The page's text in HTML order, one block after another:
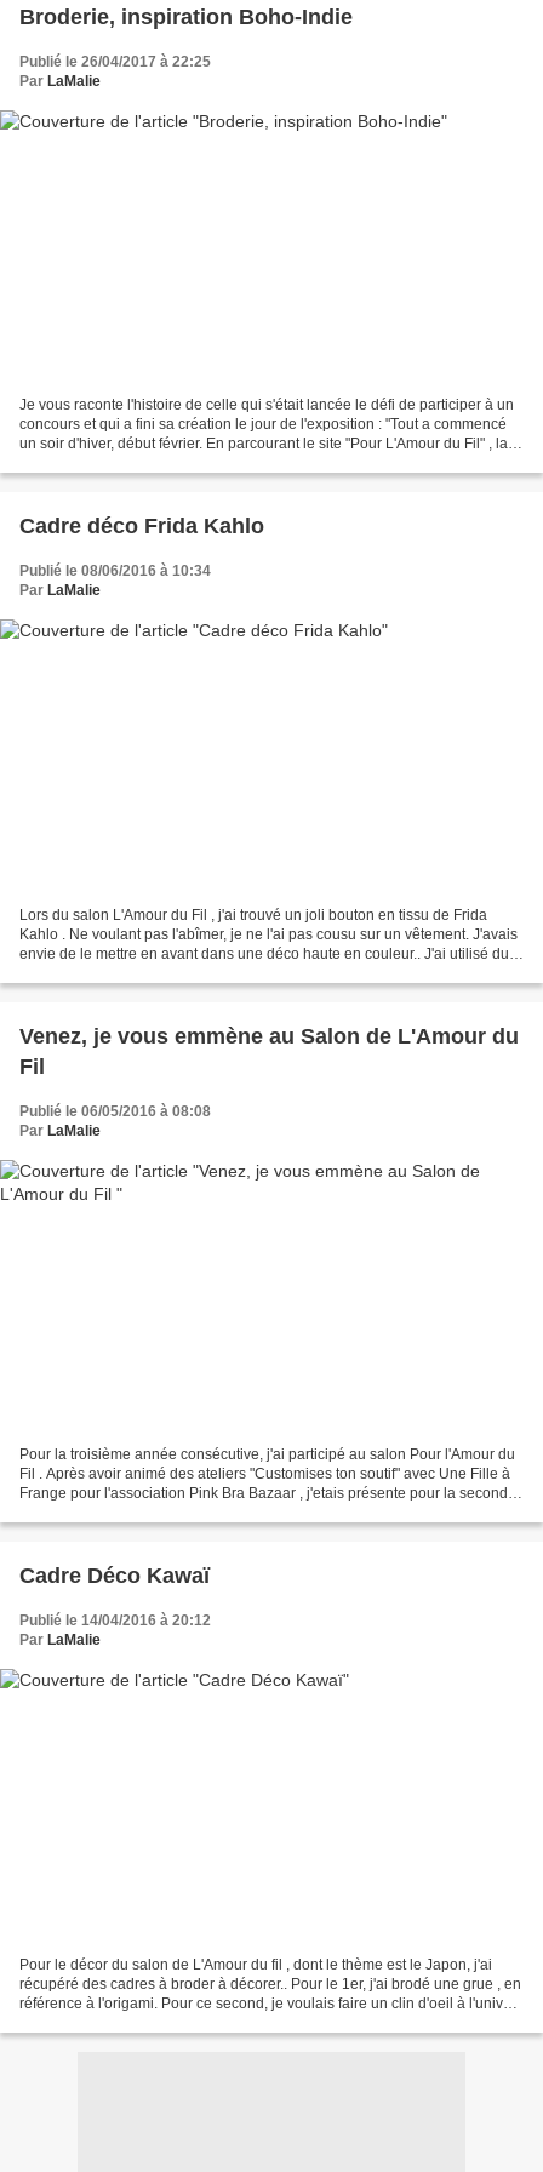
Broderie, inspiration Boho-Indie
Publié le 26/04/2017 à 22:25
Par LaMalie
Je vous raconte l'histoire de celle qui s'était lancée le défi de participer à un
concours et qui a fini sa création le jour de l'exposition : "Tout a commencé
un soir d'hiver, début février. En parcourant le site "Pour L'Amour du Fil" , la
Cadre déco Frida Kahlo
Publié le 08/06/2016 à 10:34
Par LaMalie
Lors du salon L'Amour du Fil , j'ai trouvé un joli bouton en tissu de Frida
Kahlo . Ne voulant pas l'abîmer, je ne l'ai pas cousu sur un vêtement. J'avais
envie de le mettre en avant dans une déco haute en couleur.. J'ai utilisé du
Venez, je vous emmène au Salon de L'Amour du
Fil
Publié le 06/05/2016 à 08:08
Par LaMalie
Pour la troisième année consécutive, j'ai participé au salon Pour l'Amour du
Fil . Après avoir animé des ateliers "Customises ton soutif" avec Une Fille à
Frange pour l'association Pink Bra Bazaar , j'etais présente pour la seconde
Cadre Déco Kawaï
Publié le 14/04/2016 à 20:12
Par LaMalie
Pour le décor du salon de L'Amour du fil , dont le thème est le Japon, j'ai
récupéré des cadres à broder à décorer.. Pour le 1er, j'ai brodé une grue , en
référence à l'origami. Pour ce second, je voulais faire un clin d'oeil à l'univers